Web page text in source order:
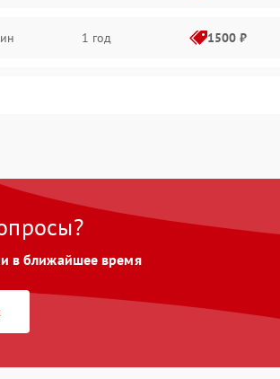
1 год 1500 ₽
1 год
в ближайшее время